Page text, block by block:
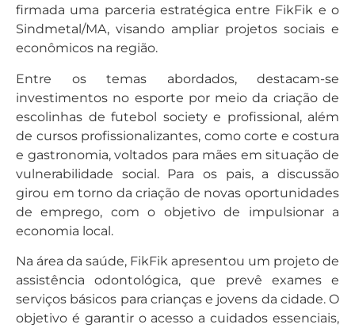
firmada uma parceria estratégica entre FikFik e o
Sindmetal/MA, visando ampliar projetos sociais e
econômicos na região.
Entre os temas abordados, destacam-se
investimentos no esporte por meio da criação de
escolinhas de futebol society e profissional, além
de cursos profissionalizantes, como corte e costura
e gastronomia, voltados para mães em situação de
vulnerabilidade social. Para os pais, a discussão
girou em torno da criação de novas oportunidades
de emprego, com o objetivo de impulsionar a
economia local.
Na área da saúde, FikFik apresentou um projeto de
assistência odontológica, que prevê exames e
serviços básicos para crianças e jovens da cidade. O
objetivo é garantir o acesso a cuidados essenciais,